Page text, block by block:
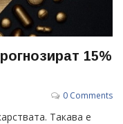
15%
0 Comments
Такава е